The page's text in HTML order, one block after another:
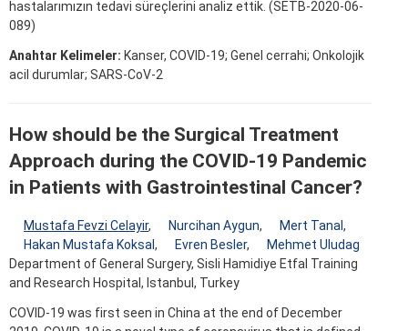
hastalarımızın tedavi süreçlerini analiz ettik. (SETB-2020-06-
089)
Anahtar Kelimeler: Kanser, COVID-19; Genel cerrahi; Onkolojik
acil durumlar; SARS-CoV-2
How should be the Surgical Treatment
Approach during the COVID-19 Pandemic
in Patients with Gastrointestinal Cancer?
Mustafa Fevzi Celayir, Nurcihan Aygun, Mert Tanal,
Hakan Mustafa Koksal, Evren Besler,
Mehmet Uludag
Department of General Surgery, Sisli Hamidiye Etfal Training
and Research Hospital, Istanbul, Turkey
COVID-19 was first seen in China at the end of December